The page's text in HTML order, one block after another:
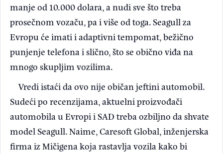
manje od 10.000 dolara, a nudi sve što treba
prosečnom vozaču, pa i više od toga. Seagull za
Evropu će imati i adaptivni tempomat, bežično
punjenje telefona i slično, što se obično viđa na
mnogo skupljim vozilima.
Vredi istaći da ovo nije običan jeftini automobil.
Sudeći po recenzijama, aktuelni proizvođači
automobila u Evropi i SAD treba ozbiljno da shvate
model Seagull. Naime, Caresoft Global, inženjerska
firma iz Mičigena koja rastavlja vozila kako bi